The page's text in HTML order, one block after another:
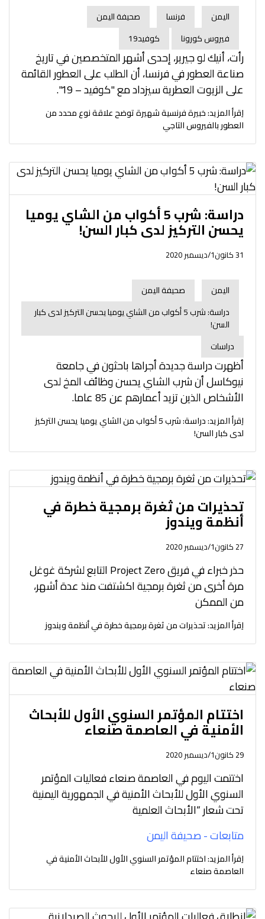
اليمن فرنسا
صحيفة اليمن
فيروس كورونا
كوفيد19
رأت، أنيك لو جيرير، إحدى أشهر المتخصصين في تاريخ
صناعة العطور في فرنسا، أن الطلب على العطور القائمة
على الزيوت العطرية سيزداد مع "كوفيد – 19".
اِقرأ المزيد: خبيرة فرنسية شهيرة توضح علاقة نوع محدد من
العطور بالفيروس التاجي
دراسة: شرب 5 أكواب من الشاي يوميا
يحسن التركيز لدى كبار السن!
31 كانون1/ديسمبر 2020
اليمن
صحيفة اليمن
دراسة: شرب 5 أكواب من الشاي يوميا يحسن التركيز لدى كبار
السن!
دراسات
أظهرت دراسة جديدة أجراها باحثون في جامعة
نيوكاسل أن شرب الشاي يحسن وظائف المخ لدى
الأشخاص الذين تزيد أعمارهم عن 85 عاما.
اِقرأ المزيد: دراسة: شرب 5 أكواب من الشاي يوميا يحسن التركيز
لدى كبار السن!
تحذيرات من ثغرة برمجية خطرة في
أنظمة ويندوز
27 كانون1/ديسمبر 2020
حذر خبراء في فريق Project Zero التابع لشركة غوغل
مرة أخرى من ثغرة برمجية اكشتفت منذ عدة أشهر،
من الممكن
اِقرأ المزيد: تحذيرات من ثغرة برمجية خطرة في أنظمة ويندوز
اختتام المؤتمر السنوي الأول للأبحاث
الأمنية في العاصمة صنعاء
29 كانون1/ديسمبر 2020
اختتمت اليوم في العاصمة صنعاء فعاليات المؤتمر
السنوي الأول للأبحاث الأمنية في الجمهورية اليمنية
تحت شعار “الأبحاث العلمية
متابعات - صحيفة اليمن
اِقرأ المزيد: اختتام المؤتمر السنوي الأول للأبحاث الأمنية في
العاصمة صنعاء